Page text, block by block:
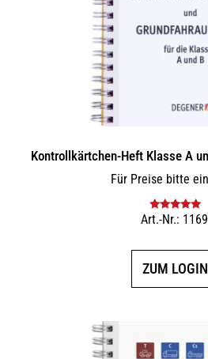
Kontrollkärtchen-Heft Klasse A
Für Preise bitte
Bewertet mit
Art.-Nr.:
ZUM